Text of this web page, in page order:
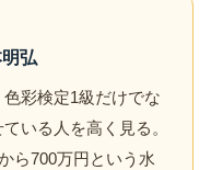
弘
彩検定1級だけでな
いる人を高く見る。
ら700万円という水